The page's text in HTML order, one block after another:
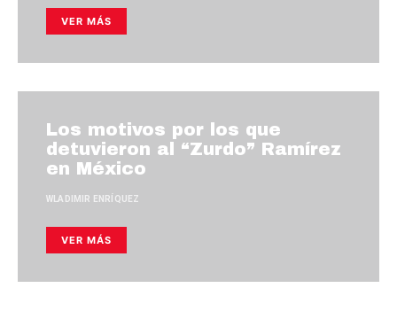
VER MÁS
Los motivos por los que
detuvieron al “Zurdo” Ramírez
en México
WLADIMIR ENRÍQUEZ
VER MÁS